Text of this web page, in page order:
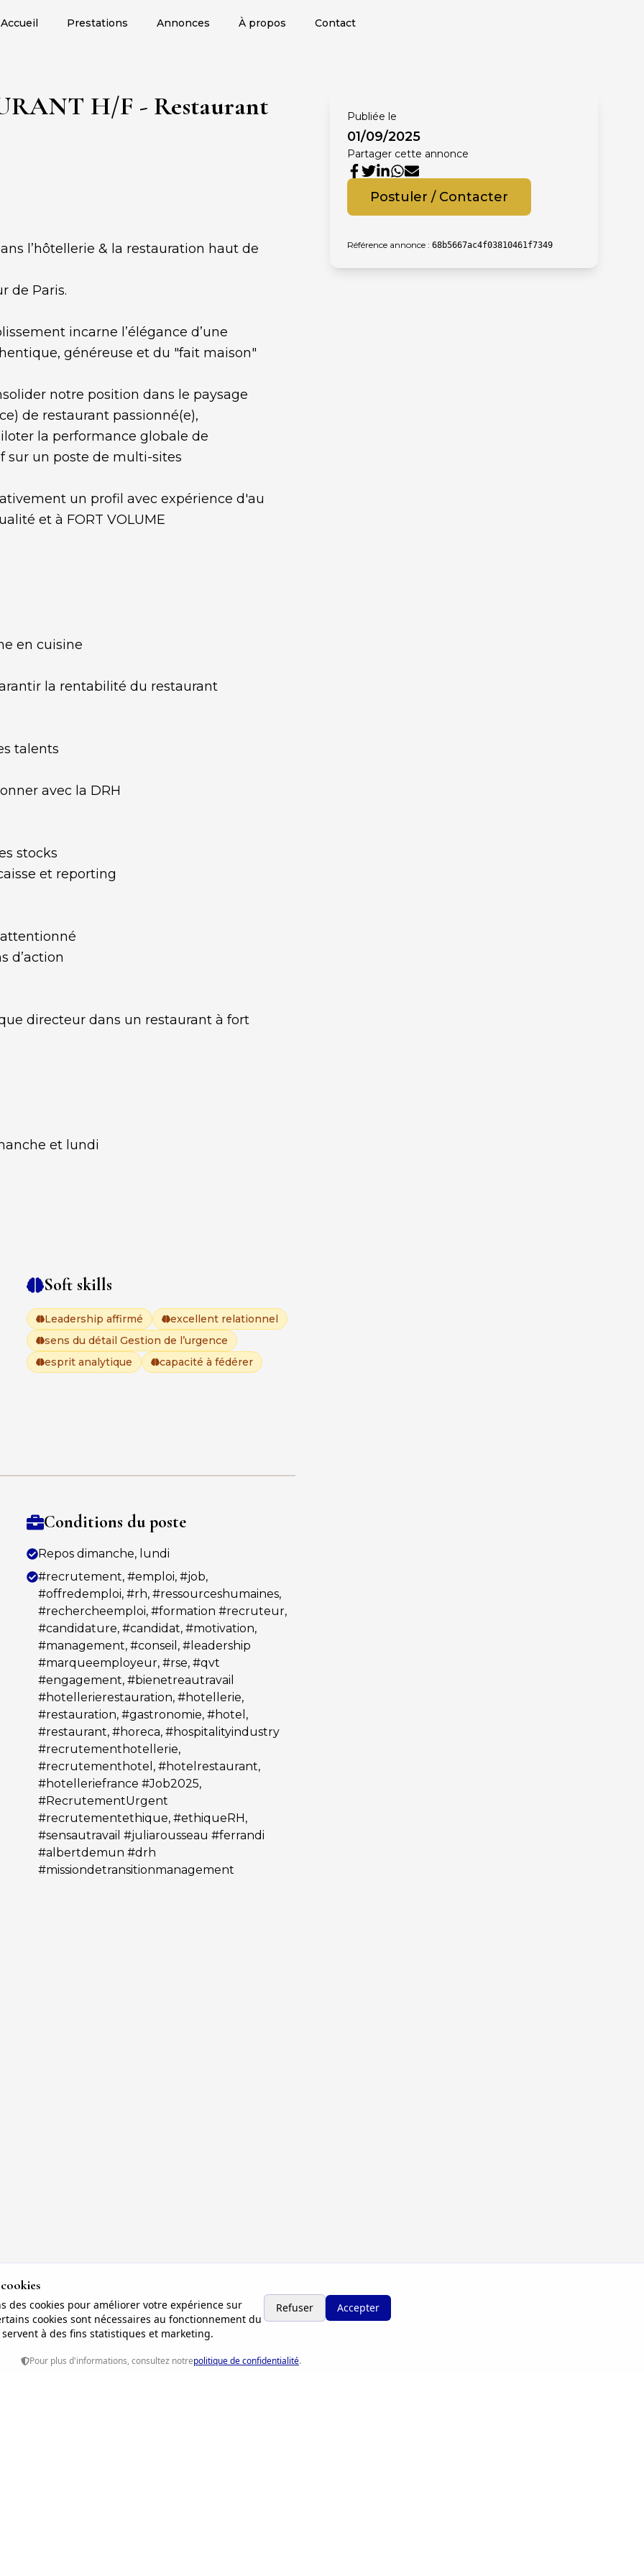
Accueil Prestations Annonces À propos Contact
H/F - Restaurant
l’hôtellerie & la restauration haut de
de Paris.
incarne l’élégance d’une
généreuse et du "fait maison"
notre position dans le paysage
de restaurant passionné(e),
la performance globale de
sur un poste de multi-sites
un profil avec expérience d'au
et à FORT VOLUME
en cuisine
la rentabilité du restaurant
talents
avec la DRH
stocks
et reporting
d’action
directeur dans un restaurant à fort
et lundi
Soft skills
Leadership affirmé
excellent relationnel
sens du détail Gestion de l’urgence
esprit analytique
capacité à fédérer
Conditions du poste
Repos dimanche, lundi
#recrutement, #emploi, #job,
#offredemploi, #rh, #ressourceshumaines,
#rechercheemploi, #formation #recruteur,
#candidature, #candidat, #motivation,
#management, #conseil, #leadership
#marqueemployeur, #rse, #qvt
#engagement, #bienetreautravail
#hotellerierestauration, #hotellerie,
#restauration, #gastronomie, #hotel,
#restaurant, #horeca, #hospitalityindustry
#recrutementhotellerie,
#recrutementhotel, #hotelrestaurant,
#hotelleriefrance #Job2025,
#RecrutementUrgent
#recrutementethique, #ethiqueRH,
#sensautravail #juliarousseau #ferrandi
#albertdemun #drh
#missiondetransitionmanagement
Publiée le
01/09/2025
Partager cette annonce
Postuler / Contacter
Référence annonce : 68b5667ac4f03810461f7349
des cookies pour améliorer votre expérience sur
cookies sont nécessaires au fonctionnement du
à des fins statistiques et marketing.
Refuser Accepter
Pour plus d'informations, consultez notrepolitique de confidentialité.